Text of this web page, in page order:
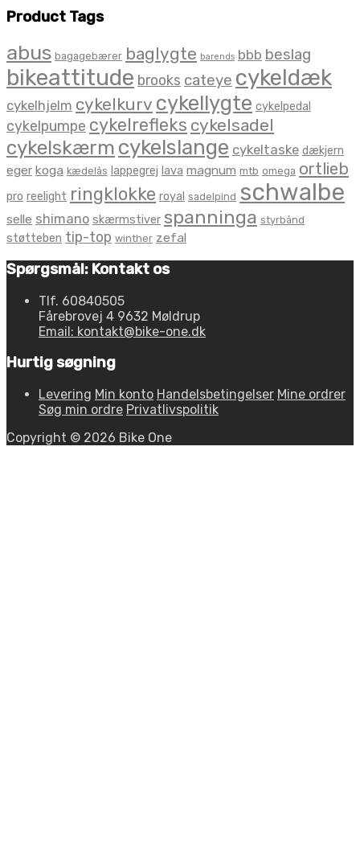
Product Tags
abus bagagebærer baglygte barends bbb beslag
bikeattitude brooks cateye cykeldæk
cykelhjelm cykelkurv cykellygte cykelpedal
cykelpumpe cykelrefleks cykelsadel
cykelskærm cykelslange cykeltaske dækjern
eger koga kædelås lappegrej lava magnum mtb omega ortlieb
pro reelight ringklokke royal sadelpind schwalbe
selle shimano skærmstiver spanninga styrbånd
støtteben tip-top winther zefal
Spørgsmål: Kontakt os
Tlf. 60840505
Fårebrovej 4 9632 Møldrup
Email: kontakt@bike-one.dk
Hurtig søgning
Levering Min konto Handelsbetingelser Mine ordrer
Søg min ordre Privatlivspolitik
Copyright © 2026 Bike One